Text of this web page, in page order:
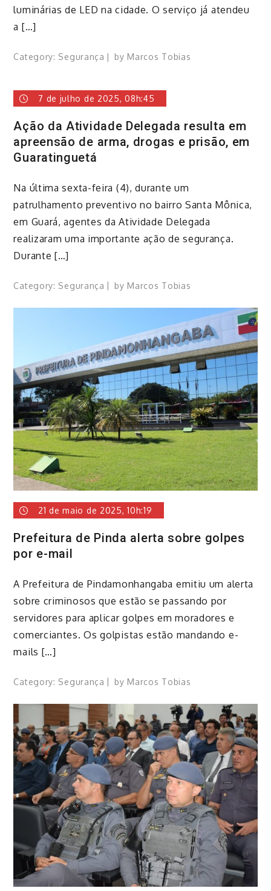
luminárias de LED na cidade. O serviço já atendeu
a […]
Category: Segurança by Marcos Tobias
7 de julho de 2025, 08h:45
Ação da Atividade Delegada resulta em
apreensão de arma, drogas e prisão, em
Guaratinguetá
Na última sexta-feira (4), durante um
patrulhamento preventivo no bairro Santa Mônica,
em Guará, agentes da Atividade Delegada
realizaram uma importante ação de segurança.
Durante […]
Category: Segurança by Marcos Tobias
21 de maio de 2025, 10h:19
Prefeitura de Pinda alerta sobre golpes
por e-mail
A Prefeitura de Pindamonhangaba emitiu um alerta
sobre criminosos que estão se passando por
servidores para aplicar golpes em moradores e
comerciantes. Os golpistas estão mandando e-
mails […]
Category: Segurança by Marcos Tobias